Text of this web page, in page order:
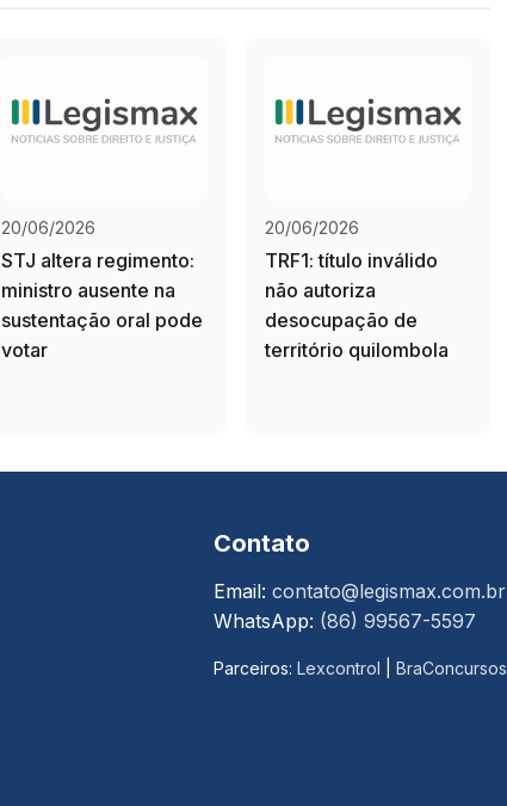
20/06/2026
STJ altera regimento:
ministro ausente na
sustentação oral pode
votar
20/06/2026
TRF1: título inválido
não autoriza
desocupação de
território quilombola
Contato
Email: contato@legismax.com.br
WhatsApp: (86) 99567-5597
Parceiros: Lexcontrol BraConcursos